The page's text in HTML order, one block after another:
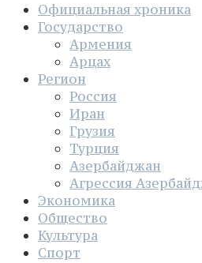
Официальная хроника
Государство
Армения
Арцах
Регион
Россия
Иран
Грузия
Турция
Азербайджан
Агрессия
Экономика
Общество
Культура
Спорт